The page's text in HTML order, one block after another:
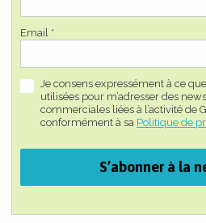
Email *
Je consens expressément à ce
utilisées pour m’adresser des
commerciales liées à l’activité de
conformément à sa Politique de
S’abonner à la